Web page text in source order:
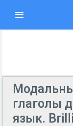
глаголы
язык.